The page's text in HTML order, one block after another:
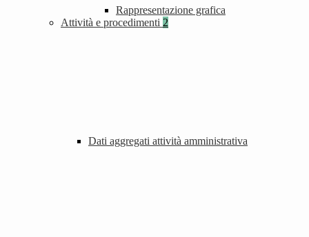
Rappresentazione grafica
Attività e procedimenti 2
Dati aggregati attività amministrativa